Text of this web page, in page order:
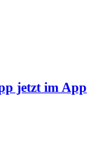
jetzt im App